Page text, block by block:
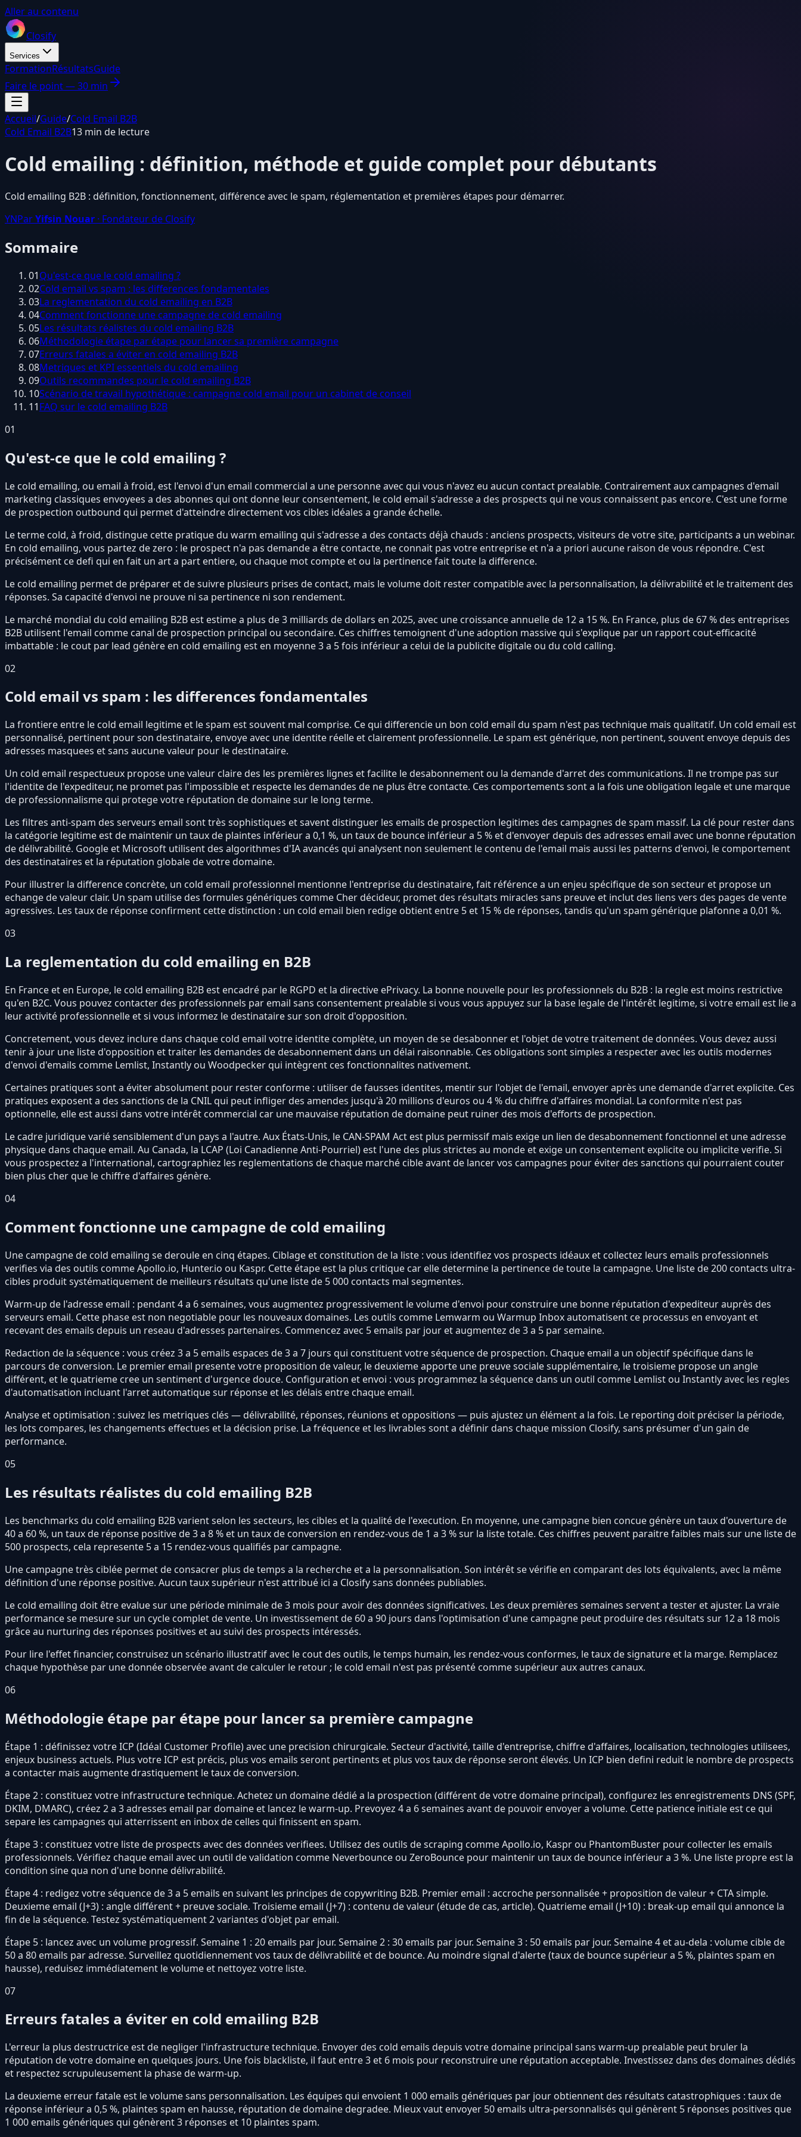
Aller au contenu
Closify
Services
FormationRésultatsGuide
Faire le point — 30 min
Accueil/Guide/Cold Email B2B
Cold Email B2B13 min de lecture
Cold emailing : définition, méthode et guide complet pour débutants
Cold emailing B2B : définition, fonctionnement, différence avec le spam, réglementation et premières étapes pour démarrer.
YNParYifsin Nouar · Fondateur de Closify
Sommaire
01Qu'est-ce que le cold emailing ?
02Cold email vs spam : les differences fondamentales
03La reglementation du cold emailing en B2B
04Comment fonctionne une campagne de cold emailing
05Les résultats réalistes du cold emailing B2B
06Méthodologie étape par étape pour lancer sa première campagne
07Erreurs fatales a éviter en cold emailing B2B
08Metriques et KPI essentiels du cold emailing
09Outils recommandes pour le cold emailing B2B
10Scénario de travail hypothétique : campagne cold email pour un cabinet de conseil
11FAQ sur le cold emailing B2B
01
Qu'est-ce que le cold emailing ?
Le cold emailing, ou email à froid, est l'envoi d'un email commercial a une personne avec qui vous n'avez eu aucun contact prealable. Contrairement aux campagnes d'email
marketing classiques envoyees a des abonnes qui ont donne leur consentement, le cold email s'adresse a des prospects qui ne vous connaissent pas encore. C'est une forme
de prospection outbound qui permet d'atteindre directement vos cibles idéales a grande échelle.
Le terme cold, à froid, distingue cette pratique du warm emailing qui s'adresse a des contacts déjà chauds : anciens prospects, visiteurs de votre site, participants a un webinar.
En cold emailing, vous partez de zero : le prospect n'a pas demande a être contacte, ne connait pas votre entreprise et n'a a priori aucune raison de vous répondre. C'est
précisément ce defi qui en fait un art a part entiere, ou chaque mot compte et ou la pertinence fait toute la difference.
Le cold emailing permet de préparer et de suivre plusieurs prises de contact, mais le volume doit rester compatible avec la personnalisation, la délivrabilité et le traitement des
réponses. Sa capacité d'envoi ne prouve ni sa pertinence ni son rendement.
Le marché mondial du cold emailing B2B est estime a plus de 3 milliards de dollars en 2025, avec une croissance annuelle de 12 a 15 %. En France, plus de 67 % des entreprises
B2B utilisent l'email comme canal de prospection principal ou secondaire. Ces chiffres temoignent d'une adoption massive qui s'explique par un rapport cout-efficacité
imbattable : le cout par lead génère en cold emailing est en moyenne 3 a 5 fois inférieur a celui de la publicite digitale ou du cold calling.
02
Cold email vs spam : les differences fondamentales
La frontiere entre le cold email legitime et le spam est souvent mal comprise. Ce qui differencie un bon cold email du spam n'est pas technique mais qualitatif. Un cold email est
personnalisé, pertinent pour son destinataire, envoye avec une identite réelle et clairement professionnelle. Le spam est générique, non pertinent, souvent envoye depuis des
adresses masquees et sans aucune valeur pour le destinataire.
Un cold email respectueux propose une valeur claire des les premières lignes et facilite le desabonnement ou la demande d'arret des communications. Il ne trompe pas sur
l'identite de l'expediteur, ne promet pas l'impossible et respecte les demandes de ne plus être contacte. Ces comportements sont a la fois une obligation legale et une marque
de professionnalisme qui protege votre réputation de domaine sur le long terme.
Les filtres anti-spam des serveurs email sont très sophistiques et savent distinguer les emails de prospection legitimes des campagnes de spam massif. La clé pour rester dans
la catégorie legitime est de maintenir un taux de plaintes inférieur a 0,1 %, un taux de bounce inférieur a 5 % et d'envoyer depuis des adresses email avec une bonne réputation
de délivrabilité. Google et Microsoft utilisent des algorithmes d'IA avancés qui analysent non seulement le contenu de l'email mais aussi les patterns d'envoi, le comportement
des destinataires et la réputation globale de votre domaine.
Pour illustrer la difference concrète, un cold email professionnel mentionne l'entreprise du destinataire, fait référence a un enjeu spécifique de son secteur et propose un
echange de valeur clair. Un spam utilise des formules génériques comme Cher décideur, promet des résultats miracles sans preuve et inclut des liens vers des pages de vente
agressives. Les taux de réponse confirment cette distinction : un cold email bien redige obtient entre 5 et 15 % de réponses, tandis qu'un spam générique plafonne a 0,01 %.
03
La reglementation du cold emailing en B2B
En France et en Europe, le cold emailing B2B est encadré par le RGPD et la directive ePrivacy. La bonne nouvelle pour les professionnels du B2B : la regle est moins restrictive
qu'en B2C. Vous pouvez contacter des professionnels par email sans consentement prealable si vous vous appuyez sur la base legale de l'intérêt legitime, si votre email est lie a
leur activité professionnelle et si vous informez le destinataire sur son droit d'opposition.
Concretement, vous devez inclure dans chaque cold email votre identite complète, un moyen de se desabonner et l'objet de votre traitement de données. Vous devez aussi
tenir à jour une liste d'opposition et traiter les demandes de desabonnement dans un délai raisonnable. Ces obligations sont simples a respecter avec les outils modernes
d'envoi d'emails comme Lemlist, Instantly ou Woodpecker qui intègrent ces fonctionnalites nativement.
Certaines pratiques sont a éviter absolument pour rester conforme : utiliser de fausses identites, mentir sur l'objet de l'email, envoyer après une demande d'arret explicite. Ces
pratiques exposent a des sanctions de la CNIL qui peut infliger des amendes jusqu'à 20 millions d'euros ou 4 % du chiffre d'affaires mondial. La conformite n'est pas
optionnelle, elle est aussi dans votre intérêt commercial car une mauvaise réputation de domaine peut ruiner des mois d'efforts de prospection.
Le cadre juridique varié sensiblement d'un pays a l'autre. Aux États-Unis, le CAN-SPAM Act est plus permissif mais exige un lien de desabonnement fonctionnel et une adresse
physique dans chaque email. Au Canada, la LCAP (Loi Canadienne Anti-Pourriel) est l'une des plus strictes au monde et exige un consentement explicite ou implicite verifie. Si
vous prospectez a l'international, cartographiez les reglementations de chaque marché cible avant de lancer vos campagnes pour éviter des sanctions qui pourraient couter
bien plus cher que le chiffre d'affaires génère.
04
Comment fonctionne une campagne de cold emailing
Une campagne de cold emailing se deroule en cinq étapes. Ciblage et constitution de la liste : vous identifiez vos prospects idéaux et collectez leurs emails professionnels
verifies via des outils comme Apollo.io, Hunter.io ou Kaspr. Cette étape est la plus critique car elle determine la pertinence de toute la campagne. Une liste de 200 contacts ultra-
cibles produit systématiquement de meilleurs résultats qu'une liste de 5 000 contacts mal segmentes.
Warm-up de l'adresse email : pendant 4 a 6 semaines, vous augmentez progressivement le volume d'envoi pour construire une bonne réputation d'expediteur auprès des
serveurs email. Cette phase est non negotiable pour les nouveaux domaines. Les outils comme Lemwarm ou Warmup Inbox automatisent ce processus en envoyant et
recevant des emails depuis un reseau d'adresses partenaires. Commencez avec 5 emails par jour et augmentez de 3 a 5 par semaine.
Redaction de la séquence : vous créez 3 a 5 emails espaces de 3 a 7 jours qui constituent votre séquence de prospection. Chaque email a un objectif spécifique dans le
parcours de conversion. Le premier email presente votre proposition de valeur, le deuxieme apporte une preuve sociale supplémentaire, le troisieme propose un angle
différent, et le quatrieme cree un sentiment d'urgence douce. Configuration et envoi : vous programmez la séquence dans un outil comme Lemlist ou Instantly avec les regles
d'automatisation incluant l'arret automatique sur réponse et les délais entre chaque email.
Analyse et optimisation : suivez les metriques clés — délivrabilité, réponses, réunions et oppositions — puis ajustez un élément a la fois. Le reporting doit préciser la période,
les lots compares, les changements effectues et la décision prise. La fréquence et les livrables sont a définir dans chaque mission Closify, sans présumer d'un gain de
performance.
05
Les résultats réalistes du cold emailing B2B
Les benchmarks du cold emailing B2B varient selon les secteurs, les cibles et la qualité de l'execution. En moyenne, une campagne bien concue génère un taux d'ouverture de
40 a 60 %, un taux de réponse positive de 3 a 8 % et un taux de conversion en rendez-vous de 1 a 3 % sur la liste totale. Ces chiffres peuvent paraitre faibles mais sur une liste de
500 prospects, cela represente 5 a 15 rendez-vous qualifiés par campagne.
Une campagne très ciblée permet de consacrer plus de temps a la recherche et a la personnalisation. Son intérêt se vérifie en comparant des lots équivalents, avec la même
définition d'une réponse positive. Aucun taux supérieur n'est attribué ici a Closify sans données publiables.
Le cold emailing doit être evalue sur une période minimale de 3 mois pour avoir des données significatives. Les deux premières semaines servent a tester et ajuster. La vraie
performance se mesure sur un cycle complet de vente. Un investissement de 60 a 90 jours dans l'optimisation d'une campagne peut produire des résultats sur 12 a 18 mois
grâce au nurturing des réponses positives et au suivi des prospects intéressés.
Pour lire l'effet financier, construisez un scénario illustratif avec le cout des outils, le temps humain, les rendez-vous conformes, le taux de signature et la marge. Remplacez
chaque hypothèse par une donnée observée avant de calculer le retour ; le cold email n'est pas présenté comme supérieur aux autres canaux.
06
Méthodologie étape par étape pour lancer sa première campagne
Étape 1 : définissez votre ICP (Idéal Customer Profile) avec une precision chirurgicale. Secteur d'activité, taille d'entreprise, chiffre d'affaires, localisation, technologies utilisees,
enjeux business actuels. Plus votre ICP est précis, plus vos emails seront pertinents et plus vos taux de réponse seront élevés. Un ICP bien defini reduit le nombre de prospects
a contacter mais augmente drastiquement le taux de conversion.
Étape 2 : constituez votre infrastructure technique. Achetez un domaine dédié a la prospection (différent de votre domaine principal), configurez les enregistrements DNS (SPF,
DKIM, DMARC), créez 2 a 3 adresses email par domaine et lancez le warm-up. Prevoyez 4 a 6 semaines avant de pouvoir envoyer a volume. Cette patience initiale est ce qui
separe les campagnes qui atterrissent en inbox de celles qui finissent en spam.
Étape 3 : constituez votre liste de prospects avec des données verifiees. Utilisez des outils de scraping comme Apollo.io, Kaspr ou PhantomBuster pour collecter les emails
professionnels. Vérifiez chaque email avec un outil de validation comme Neverbounce ou ZeroBounce pour maintenir un taux de bounce inférieur a 3 %. Une liste propre est la
condition sine qua non d'une bonne délivrabilité.
Étape 4 : redigez votre séquence de 3 a 5 emails en suivant les principes de copywriting B2B. Premier email : accroche personnalisée + proposition de valeur + CTA simple.
Deuxieme email (J+3) : angle différent + preuve sociale. Troisieme email (J+7) : contenu de valeur (étude de cas, article). Quatrieme email (J+10) : break-up email qui annonce la
fin de la séquence. Testez systématiquement 2 variantes d'objet par email.
Étape 5 : lancez avec un volume progressif. Semaine 1 : 20 emails par jour. Semaine 2 : 30 emails par jour. Semaine 3 : 50 emails par jour. Semaine 4 et au-dela : volume cible de
50 a 80 emails par adresse. Surveillez quotidiennement vos taux de délivrabilité et de bounce. Au moindre signal d'alerte (taux de bounce supérieur a 5 %, plaintes spam en
hausse), reduisez immédiatement le volume et nettoyez votre liste.
07
Erreurs fatales a éviter en cold emailing B2B
L'erreur la plus destructrice est de negliger l'infrastructure technique. Envoyer des cold emails depuis votre domaine principal sans warm-up prealable peut bruler la
réputation de votre domaine en quelques jours. Une fois blackliste, il faut entre 3 et 6 mois pour reconstruire une réputation acceptable. Investissez dans des domaines dédiés
et respectez scrupuleusement la phase de warm-up.
La deuxieme erreur fatale est le volume sans personnalisation. Les équipes qui envoient 1 000 emails génériques par jour obtiennent des résultats catastrophiques : taux de
réponse inférieur a 0,5 %, plaintes spam en hausse, réputation de domaine degradee. Mieux vaut envoyer 50 emails ultra-personnalisés qui génèrent 5 réponses positives que
1 000 emails génériques qui génèrent 3 réponses et 10 plaintes spam.